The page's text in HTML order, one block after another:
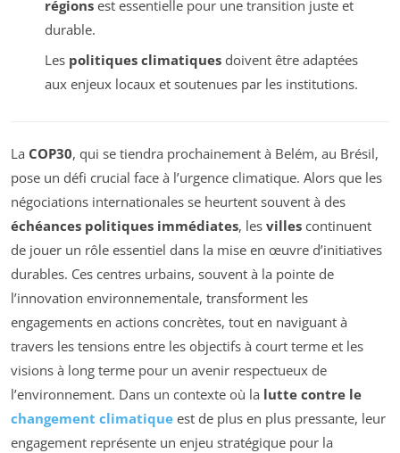
régionsest essentielle pour une transition juste et
durable.
Les politiques climatiquesdoivent être adaptées
aux enjeux locaux et soutenues par les institutions.
La COP30, qui se tiendra prochainement à Belém, au Brésil,
pose un défi crucial face à l’urgence climatique. Alors que les
négociations internationales se heurtent souvent à des
échéances politiques immédiates, les villes continuent
de jouer un rôle essentiel dans la mise en œuvre d’initiatives
durables. Ces centres urbains, souvent à la pointe de
l’innovation environnementale, transforment les
engagements en actions concrètes, tout en naviguant à
travers les tensions entre les objectifs à court terme et les
visions à long terme pour un avenir respectueux de
l’environnement. Dans un contexte où la lutte contre le
changement climatique est de plus en plus pressante, leur
engagement représente un enjeu stratégique pour la